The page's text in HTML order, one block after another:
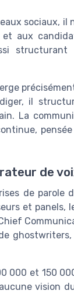
sociaux,
aux
structurant
il
La
de
de
et
000 et 150
vision